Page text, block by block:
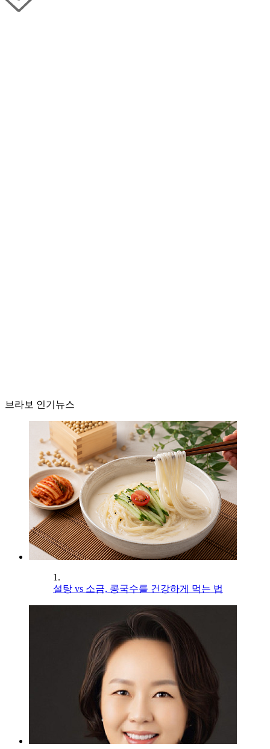
브라보 인기뉴스
1.
설탕 vs 소금, 콩국수를 건강하게 먹는 법